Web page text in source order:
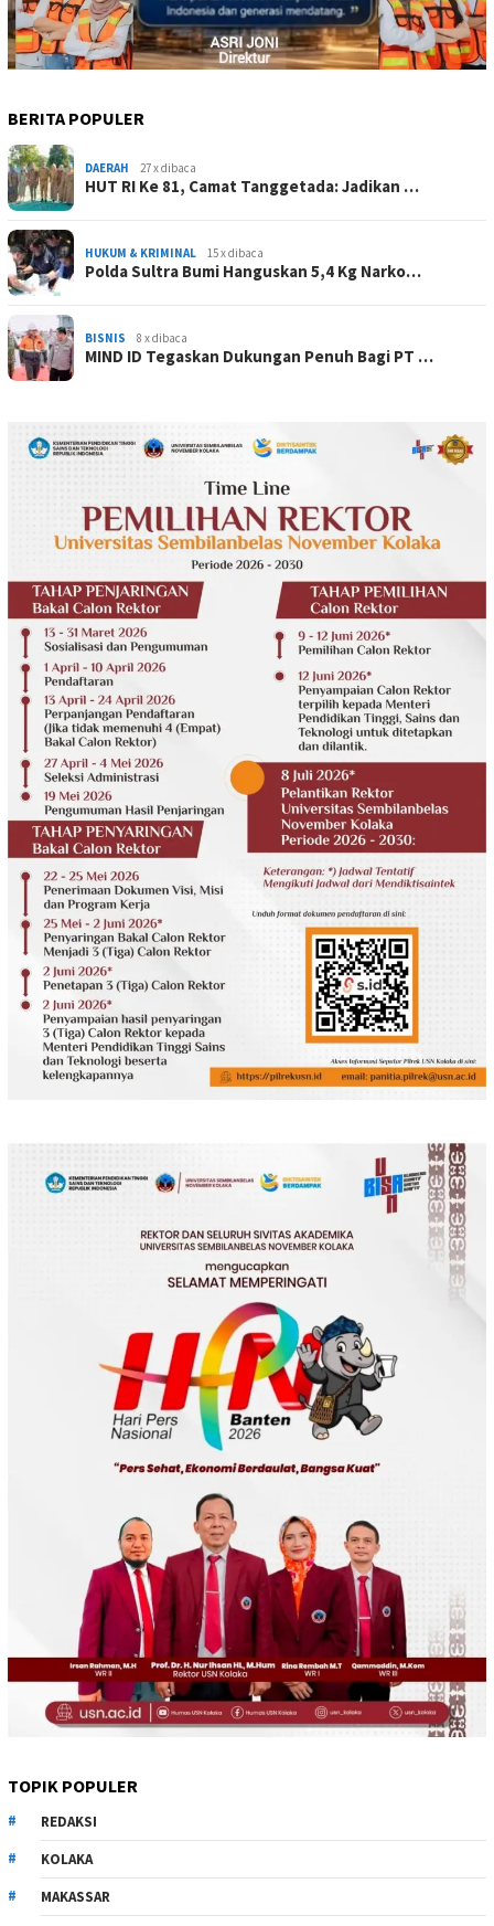
BERITA POPULER
DAERAH 27 x dibaca
HUT RI Ke 81, Camat Tanggetada: Jadikan …
HUKUM & KRIMINAL 15 x dibaca
Polda Sultra Bumi Hanguskan 5,4 Kg Narko…
BISNIS 8 x dibaca
MIND ID Tegaskan Dukungan Penuh Bagi PT …
TOPIK POPULER
REDAKSI
KOLAKA
MAKASSAR